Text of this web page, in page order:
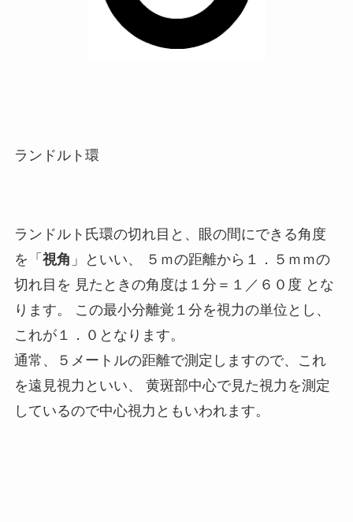
ランドルト環
ランドルト氏環の切れ目と、眼の間にできる角度
を「 視角 」といい、 ５ｍの距離から１．５ｍｍの
切れ目を 見たときの角度は１分＝１／６０度 とな
ります。 この最小分離覚１分を視力の単位とし、
これが１．０となります。
通常、５メートルの距離で測定しますので、これ
を遠見視力といい、 黄斑部中心で見た視力を測定
しているので中心視力ともいわれます。